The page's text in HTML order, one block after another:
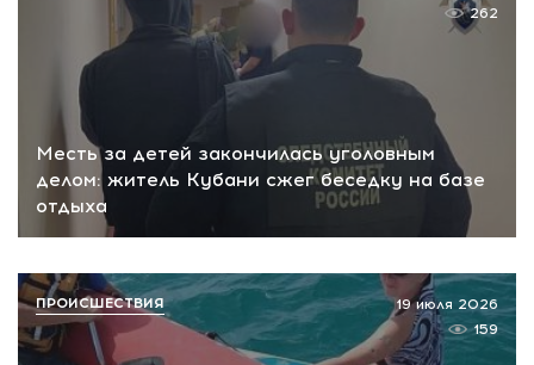
Месть за детей закончилась уголовным
делом: житель Кубани сжег беседку на базе
отдыха
262
19 июля 2026
159
ПРОИСШЕСТВИЯ